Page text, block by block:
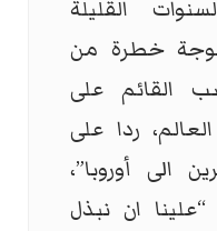
القليلة
خطرة من
القائم على
ردا على
الى أوروبا”،
ان نبذل